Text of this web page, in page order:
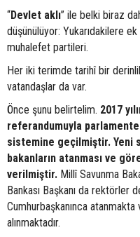
“Devlet aklı” ile belki biraz
düşünülüyor: Yukarıdakilere
muhalefet partileri.
Her iki terimde tarihî bir
vatandaşlar da var.
Önce şunu belirtelim. 2017
referandumuyla
sistemine geçilmiştir. Yeni
bakanların atanması ve
verilmiştir. Millî Savunma
Bankası Başkanı da rektörler
Cumhurbaşkanınca
alınmaktadır.